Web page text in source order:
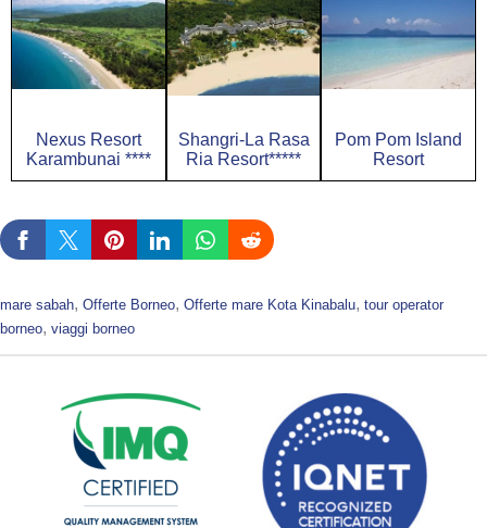
Nexus Resort
Karambunai ****
Shangri-La Rasa
Ria Resort*****
Pom Pom Island
Resort
mare sabah, Offerte Borneo, Offerte mare Kota Kinabalu, tour operator
borneo, viaggi borneo